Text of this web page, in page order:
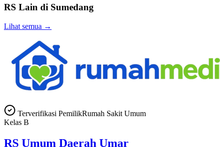
RS Lain di Sumedang
Lihat semua →
Terverifikasi PemilikRumah Sakit Umum
Kelas B
RS Umum Daerah Umar